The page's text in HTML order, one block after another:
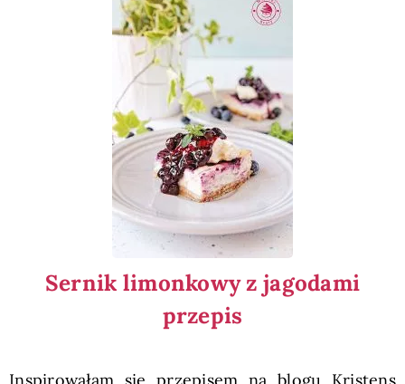
Sernik limonkowy z jagodami
przepis
Inspirowałam się przepisem na blogu Kristens